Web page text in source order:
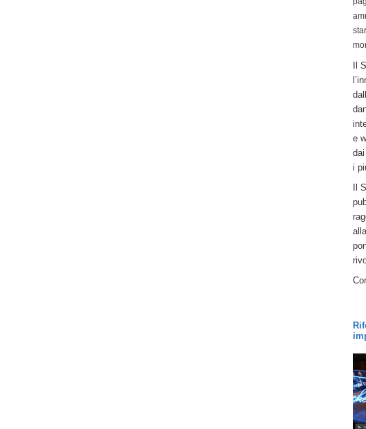
Il
e
i
Il